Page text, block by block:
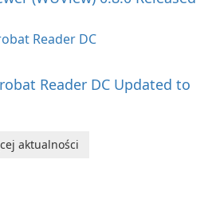
Reader DC Updated to
aktualności